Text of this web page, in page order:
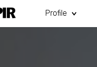
Profile